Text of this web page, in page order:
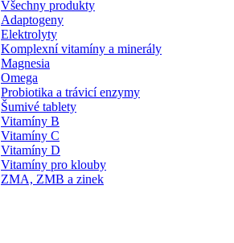
Všechny produkty
Adaptogeny
Elektrolyty
Komplexní vitamíny a minerály
Magnesia
Omega
Probiotika a trávicí enzymy
Šumivé tablety
Vitamíny B
Vitamíny C
Vitamíny D
Vitamíny pro klouby
ZMA, ZMB a zinek